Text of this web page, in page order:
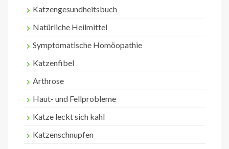
Katzengesundheitsbuch
Natürliche Heilmittel
Symptomatische Homöopathie
Katzenfibel
Arthrose
Haut- und Fellprobleme
Katze leckt sich kahl
Katzenschnupfen